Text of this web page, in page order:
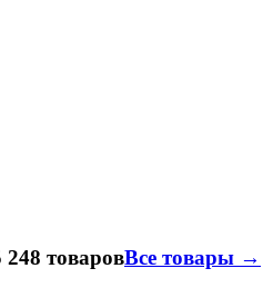
248 товаровВсе товары →